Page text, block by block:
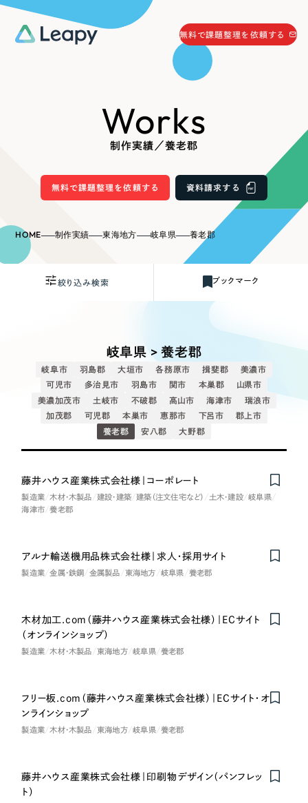
サービス
Service
サービス紹介
マーケティングDX支援
コーポレートサイト制作
採用サイト制作
ブランドサイト制作
お役立ち情報
無料で課題整理を依頼する
058-215-0066
24時間受付
資料請求する
リーピーが選ばれる理由
採用サイト制作
ECサイト制作
ブランドサイト制作
ブランディング支援
すべて （624件）
コーポレート・企業サイト
求人・採用サイト （61件）
ECサイト（オンラインショップ） （43件）
LP（ランディングページ） （28件）
キャンペーン・プロモーションサイト
オプションサービス
Outsourcing
Company
制作実績／養老郡
Works
無料で課題整理を依頼する 資料請求する
HOME 制作実績 東海地方 岐阜県 養老郡
絞り込み検索 ブックマーク
制作内容
コーポレート・企業サイト
求人・採用サイト
ポータルサイト・メディアサイト
LP（ランディングページ）
キャンペーン・プロモーション
ブランディング（ロゴ・印刷物）
業種
岐阜県 > 養老郡
岐阜市 羽島郡 大垣市 各務原市 揖斐郡
美濃市
可児市
多治見市 羽島市 関市 本巣郡
山県市
美濃加茂市
土岐市 不破郡 高山市 海津市
瑞浪市
加茂郡
可児郡 本巣市 恵那市 下呂市
郡上市
養老郡
安八郡 大野郡
藤井ハウス産業株式会社様｜コーポレート
製造業 木材・木製品 建設・建築 建築（注文住宅など） 土木・建設
岐阜県
海津市
養老郡
アルナ輸送機用品株式会社様｜求人・採用サイト
製造業 金属・鉄鋼 金属製品 東海地方 岐阜県 養老郡
木材加工.com（藤井ハウス産業株式会社様）｜ECサイト
（オンラインショップ）
製造業 木材・木製品 東海地方 岐阜県 養老郡
フリー板.com（藤井ハウス産業株式会社様）｜ECサイト・オ
ンラインショップ
製造業 木材・木製品 東海地方 岐阜県 養老郡
藤井ハウス産業株式会社様｜印刷物デザイン（パンフレッ
ト）